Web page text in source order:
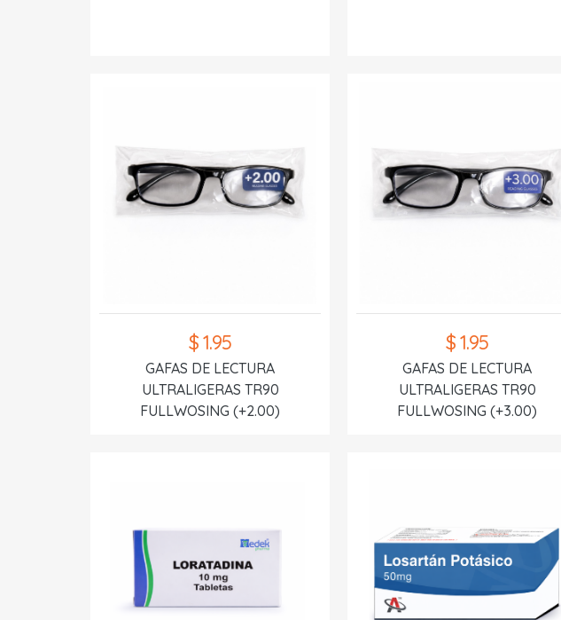
$ 1.95
GAFAS DE LECTURA
ULTRALIGERAS TR90
FULLWOSING (+2.00)
$ 1.95
GAFAS DE LECTURA
ULTRALIGERAS TR90
FULLWOSING (+3.00)